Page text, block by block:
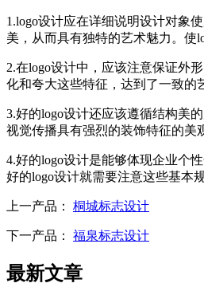
1.logo设计应在详细说明设计对象
美，从而具有独特的艺术魅力。使
2.在logo设计中，应该注意保证外
化和夸大这些特征，达到了一致的
3.好的logo设计还应该遵循结构美
视觉传播具有强烈的装饰特征的美
4.好的logo设计是能够体现企业个
好的logo设计就需要注意这些基本
上一产品： 桐城标志设计
下一产品： 福泉标志设计
最新文章